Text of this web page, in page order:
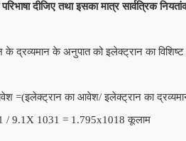
दीजिए तथा इसका मात्र सार्वत्रिक
द्रव्यमान के अनुपात को इलेक्ट्रान का
=(इलेक्ट्रान का आवेश/ इलेक्ट्रान का
/ 9.1X 1031 = 1.795x1018 कूलाम